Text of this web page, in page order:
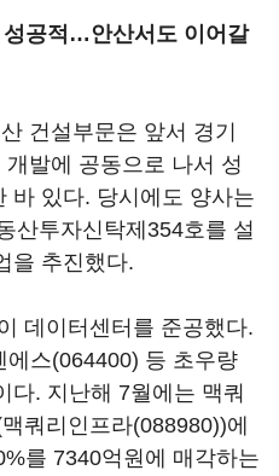
성공적…안산서도 이어갈
건설부문은 앞서 경기
발에 공동으로 나서 성
바 있다. 당시에도 양사는
산투자신탁제354호를 설
을 추진했다.
데이터센터를 준공했다.
에스(064400) 등 초우량
다. 지난해 7월에는 맥쿼
맥쿼리인프라(088980))에
를 7340억원에 매각하는